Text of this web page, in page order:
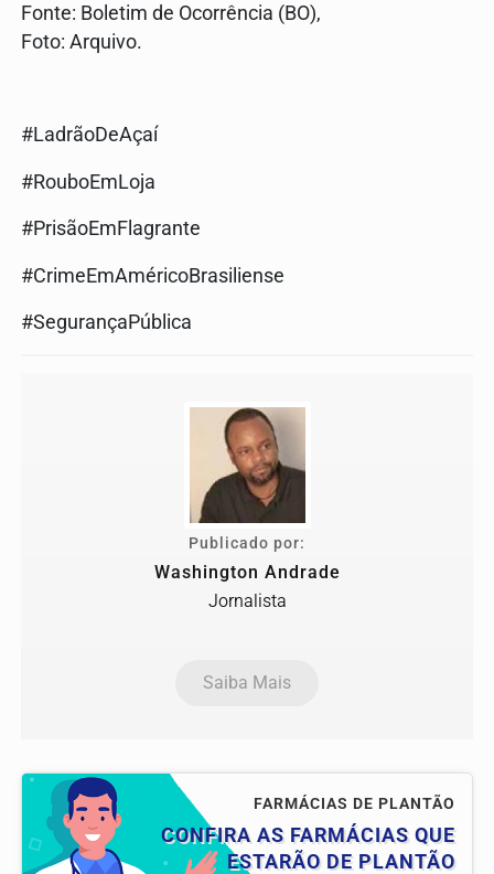
Fonte: Boletim de Ocorrência (BO),
Foto: Arquivo.
#LadrãoDeAçaí
#RouboEmLoja
#PrisãoEmFlagrante
#CrimeEmAméricoBrasiliense
#SegurançaPública
Publicado por:
Washington Andrade
Jornalista
Saiba Mais
FARMÁCIAS DE PLANTÃO
CONFIRA AS FARMÁCIAS QUE
ESTARÃO DE PLANTÃO